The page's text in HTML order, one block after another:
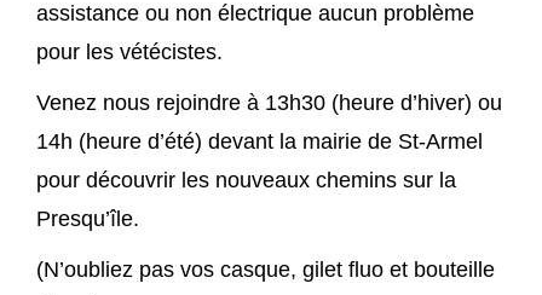
assistance ou non électrique aucun problème
pour les vétécistes.
Venez nous rejoindre à 13h30 (heure d’hiver) ou
14h (heure d’été) devant la mairie de St-Armel
pour découvrir les nouveaux chemins sur la
Presqu’île.
(N’oubliez pas vos casque, gilet fluo et bouteille